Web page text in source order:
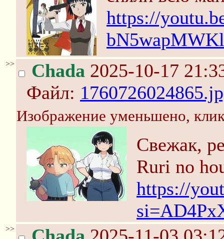
https://
>> Chada 2025-10-17
Файл:
Изображение уменьшено,
Свежак,
Ruri no
https://
>>